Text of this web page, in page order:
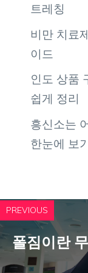
트레칭
비만 치료
이드
인도 상품
쉽게 정리
흥신소는
한눈에 보
PREVIOUS
폴짐이란